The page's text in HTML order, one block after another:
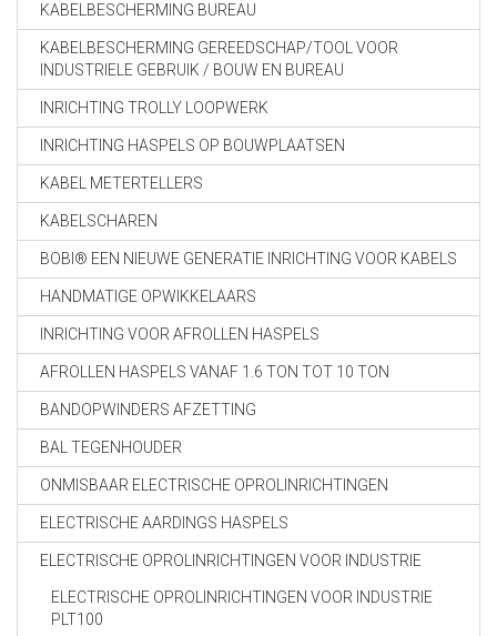
KABELBESCHERMING BUREAU
KABELBESCHERMING GEREEDSCHAP/TOOL VOOR
INDUSTRIELE GEBRUIK / BOUW EN BUREAU
INRICHTING TROLLY LOOPWERK
INRICHTING HASPELS OP BOUWPLAATSEN
KABEL METERTELLERS
KABELSCHAREN
BOBI® EEN NIEUWE GENERATIE INRICHTING VOOR KABELS
HANDMATIGE OPWIKKELAARS
INRICHTING VOOR AFROLLEN HASPELS
AFROLLEN HASPELS VANAF 1.6 TON TOT 10 TON
BANDOPWINDERS AFZETTING
BAL TEGENHOUDER
ONMISBAAR ELECTRISCHE OPROLINRICHTINGEN
ELECTRISCHE AARDINGS HASPELS
ELECTRISCHE OPROLINRICHTINGEN VOOR INDUSTRIE
ELECTRISCHE OPROLINRICHTINGEN VOOR INDUSTRIE
PLT100